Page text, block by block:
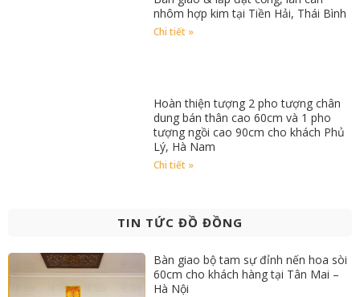
nhôm hợp kim tại Tiền Hải, Thái Bình
Chi tiết »
Hoàn thiện tượng 2 pho tượng chân
dung bán thân cao 60cm và 1 pho
tượng ngồi cao 90cm cho khách Phủ
Lý, Hà Nam
Chi tiết »
TIN TỨC ĐỒ ĐỒNG
Bàn giao bộ tam sự đỉnh nến hoa sòi
60cm cho khách hàng tại Tân Mai –
Hà Nội